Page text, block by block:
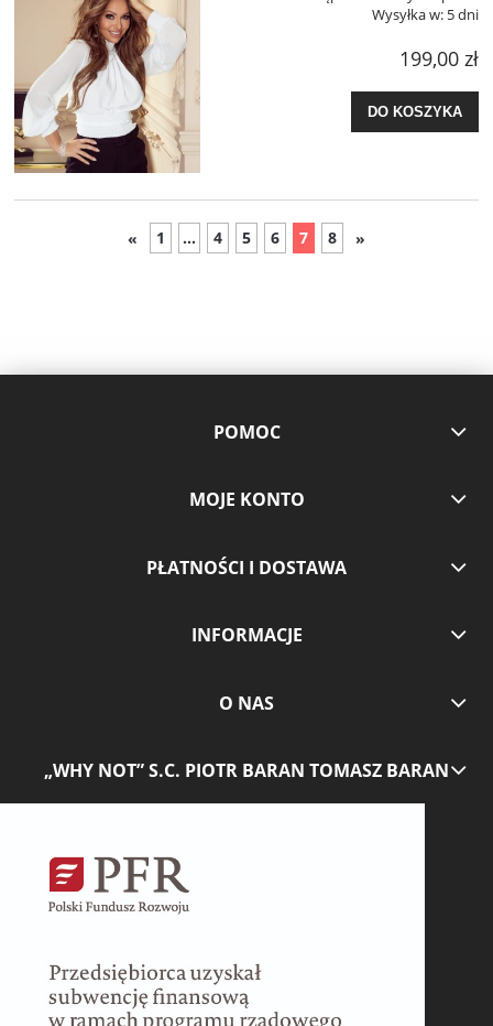
Wysyłka w: 5 dni
199,00 zł
DO KOSZYKA
« 1 ... 4 5 6 7 8 »
POMOC
MOJE KONTO
PŁATNOŚCI I DOSTAWA
INFORMACJE
O NAS
„WHY NOT” S.C. PIOTR BARAN TOMASZ BARAN